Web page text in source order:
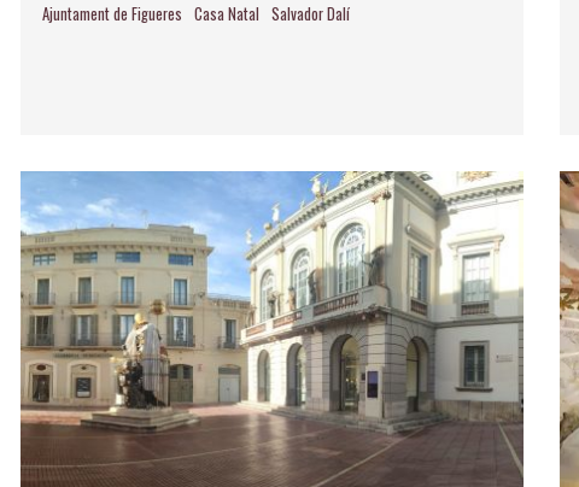
Ajuntament de Figueres Casa Natal Salvador Dalí